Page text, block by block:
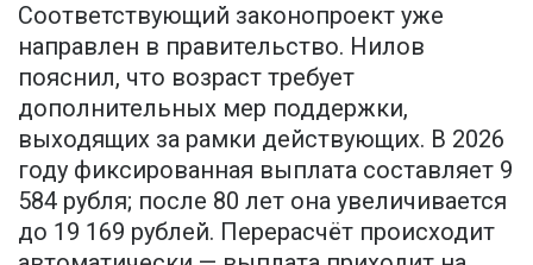
Соответствующий законопроект уже
направлен в правительство. Нилов
пояснил, что возраст требует
дополнительных мер поддержки,
выходящих за рамки действующих. В 2026
году фиксированная выплата составляет 9
584 рубля; после 80 лет она увеличивается
до 19 169 рублей. Перерасчёт происходит